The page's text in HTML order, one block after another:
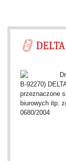
B-92270)
przeznaczone
biurowych itp.
0680/2004